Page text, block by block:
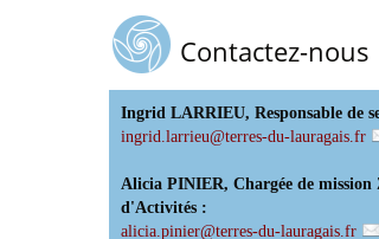
Contactez-nous
Ingrid LARRIEU, Responsable de
ingrid.larrieu@terres-du-lauragais.fr
Alicia PINIER, Chargée de mission
d'Activités :
alicia.pinier@terres-du-lauragais.fr